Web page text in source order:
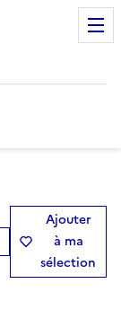
Ajouter
à ma
sélection